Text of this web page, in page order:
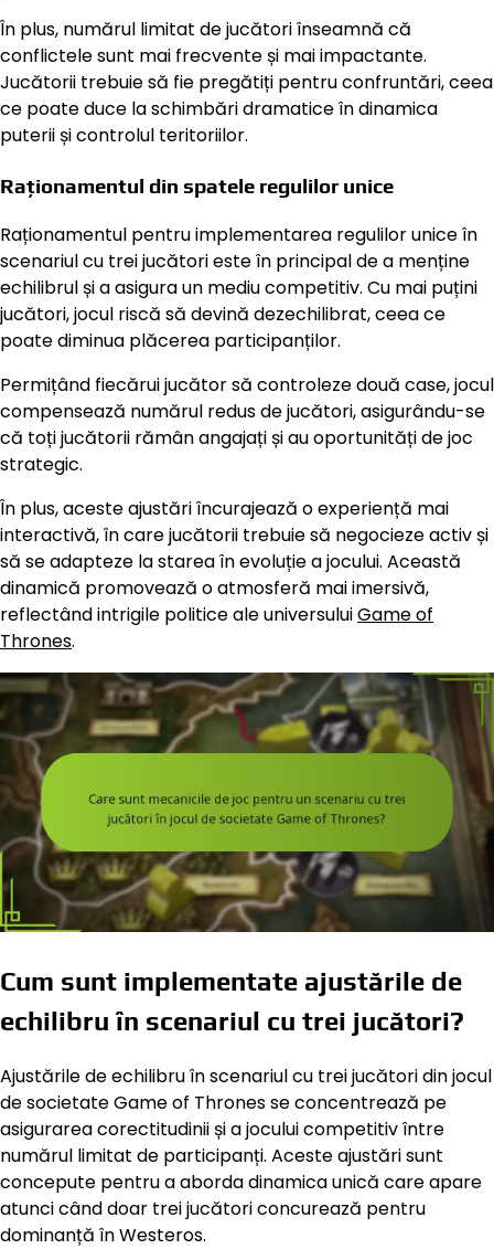
În plus, numărul limitat de jucători înseamnă că
conflictele sunt mai frecvente și mai impactante.
Jucătorii trebuie să fie pregătiți pentru confruntări, ceea
ce poate duce la schimbări dramatice în dinamica
puterii și controlul teritoriilor.
Raționamentul din spatele regulilor unice
Raționamentul pentru implementarea regulilor unice în
scenariul cu trei jucători este în principal de a menține
echilibrul și a asigura un mediu competitiv. Cu mai puțini
jucători, jocul riscă să devină dezechilibrat, ceea ce
poate diminua plăcerea participanților.
Permițând fiecărui jucător să controleze două case, jocul
compensează numărul redus de jucători, asigurându-se
că toți jucătorii rămân angajați și au oportunități de joc
strategic.
În plus, aceste ajustări încurajează o experiență mai
interactivă, în care jucătorii trebuie să negocieze activ și
să se adapteze la starea în evoluție a jocului. Această
dinamică promovează o atmosferă mai imersivă,
reflectând intrigile politice ale universuluiGame of
Thrones.
Cum sunt implementate ajustările de
echilibru în scenariul cu trei jucători?
Ajustările de echilibru în scenariul cu trei jucători din jocul
de societate Game of Thrones se concentrează pe
asigurarea corectitudinii și a jocului competitiv între
numărul limitat de participanți. Aceste ajustări sunt
concepute pentru a aborda dinamica unică care apare
atunci când doar trei jucători concurează pentru
dominanță în Westeros.